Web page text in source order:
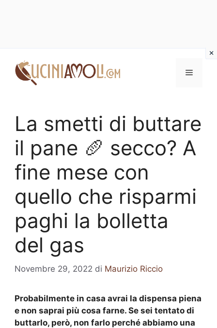
contenuto
Menu
La smetti di buttare
il pane 🥖 secco? A
fine mese con
quello che risparmi
paghi la bolletta
del gas
Novembre 29, 2022 di Maurizio Riccio
Probabilmente in casa avrai la dispensa piena
e non saprai più cosa farne. Se sei tentato di
buttarlo, però, non farlo perché abbiamo una